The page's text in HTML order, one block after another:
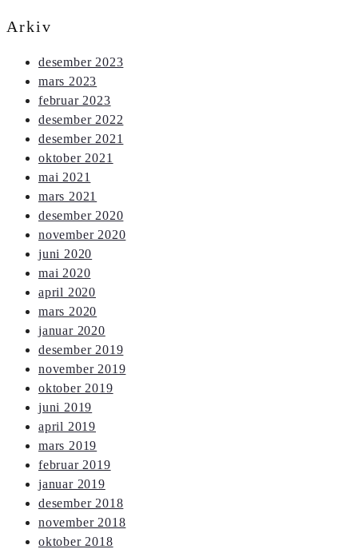
Arkiv
desember 2023
mars 2023
februar 2023
desember 2022
desember 2021
oktober 2021
mai 2021
mars 2021
desember 2020
november 2020
juni 2020
mai 2020
april 2020
mars 2020
januar 2020
desember 2019
november 2019
oktober 2019
juni 2019
april 2019
mars 2019
februar 2019
januar 2019
desember 2018
november 2018
oktober 2018